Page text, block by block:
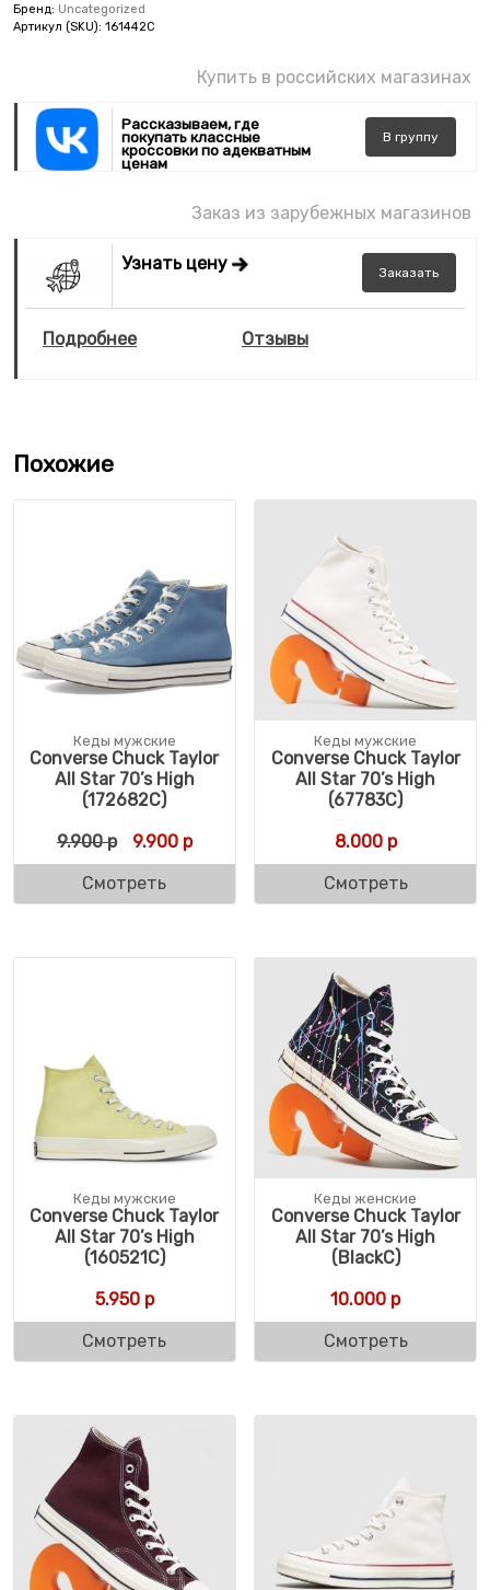
Бренд: Uncategorized
Артикул (SKU): 161442C
Купить в российских магазинах
Рассказываем, где
покупать классные
кроссовки по адекватным
ценам
В группу
Заказ из зарубежных магазинов
Узнать цену Заказать
Подробнее Отзывы
Похожие
Кеды мужские
Converse Chuck Taylor
All Star 70’s High
(172682C)
9.900р Первоначальная цена составляла 9.900 р.
9.900рТекущая цена: 9.900 р.
Смотреть
Кеды мужские
Converse Chuck Taylor
All Star 70’s High
(67783C)
8.000р
Смотреть
Кеды мужские
Converse Chuck Taylor
All Star 70’s High
(160521C)
5.950р
Смотреть
Кеды женские
Converse Chuck Taylor
All Star 70’s High
(BlackC)
10.000 р
Смотреть